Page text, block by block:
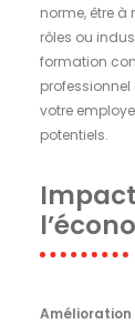
norme, être
rôles ou
formation
votre
potentiels.